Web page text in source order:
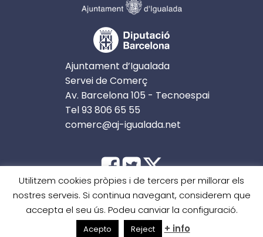
Ajuntament d’Igualada
Servei de Comerç
Av. Barcelona 105 - Tecnoespai
Tel 93 806 65 55
comerc@aj-igualada.net
INICI AVÍS LEGAL CONTACTE
Utilitzem cookies pròpies i de tercers per millorar els
nostres serveis. Si continua navegant, considerem que
accepta el seu ús. Podeu canviar la configuració.
Acepto Reject + info